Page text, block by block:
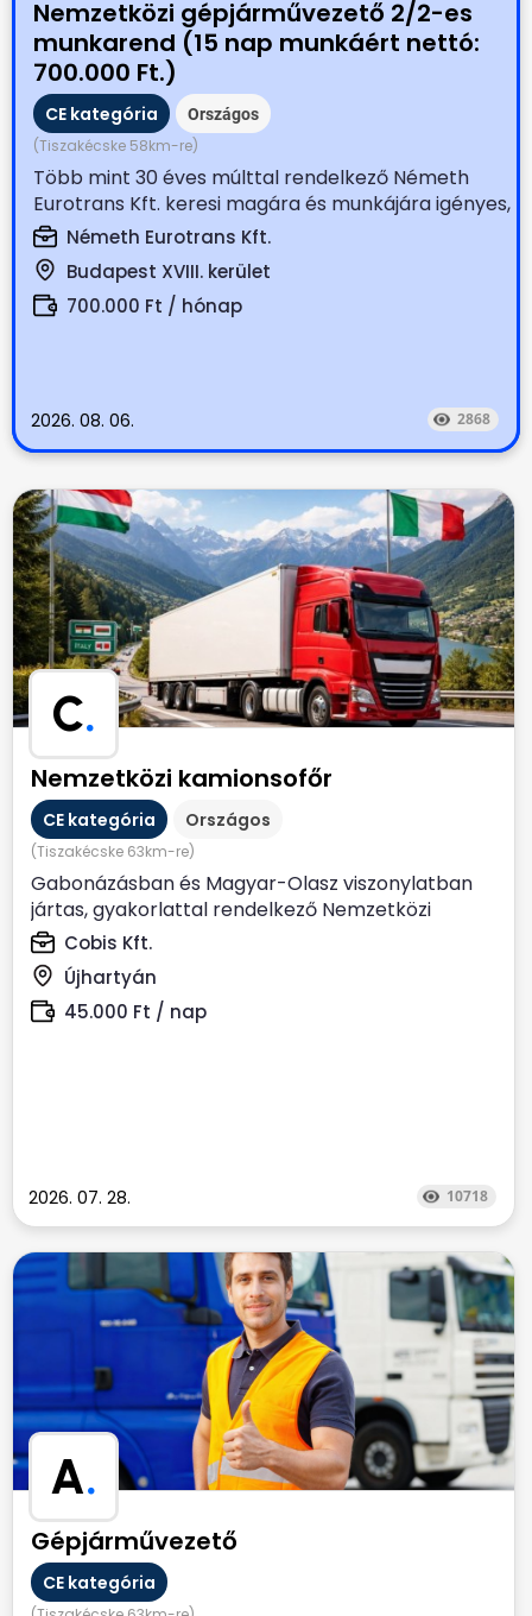
Nemzetközi gépjárművezető 2/2-es
munkarend (15 nap munkáért nettó:
700.000 Ft.)
CE kategória Országos
(Tiszakécske 58km-re)
Több mint 30 éves múlttal rendelkező Németh
Eurotrans Kft. keresi magára és munkájára igényes,
tapasztalt...
Németh Eurotrans Kft.
Budapest XVIII. kerület
700.000 Ft / hónap
2026. 08. 06. 2868
C.
Nemzetközi kamionsofőr
CE kategória Országos
(Tiszakécske 63km-re)
Gabonázásban és Magyar-Olasz viszonylatban
jártas, gyakorlattal rendelkező Nemzetközi
kamionsofőrt keresünk....
Cobis Kft.
Újhartyán
45.000 Ft / nap
2026. 07. 28. 10718
A.
Gépjárművezető
CE kategória